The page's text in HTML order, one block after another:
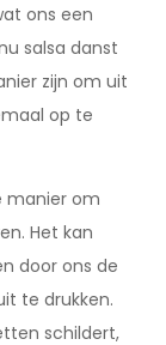
ons een
salsa danst
zijn om uit
op te
manier om
Het kan
door ons de
te drukken.
schildert,